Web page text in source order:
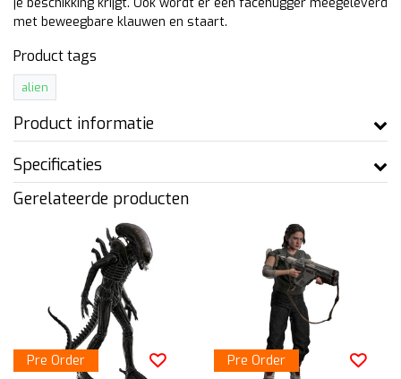
je beschikking krijgt. Ook wordt er een facehugger meegeleverd
met beweegbare klauwen en staart.
Product tags
alien
Product informatie
Specificaties
Gerelateerde producten
Pre Order Pre Order